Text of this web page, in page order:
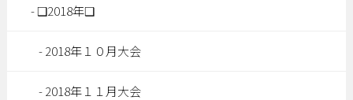
❑2018年❑
2018年１０月大会
2018年１１月大会